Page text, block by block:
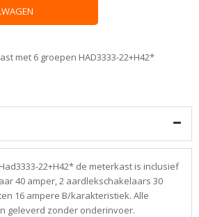
met 6 groepen HAD3333-22+H42*
22+H42* de meterkast is inclusief
40 amper, 2 aardlekschakelaars 30
16 ampere B/karakteristiek. Alle
geleverd zonder onderinvoer.